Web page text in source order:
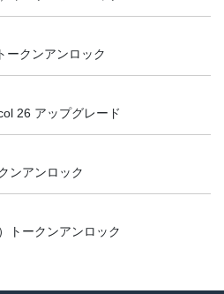
ークンアンロック
26 アップグレード
ンアンロック
トークンアンロック